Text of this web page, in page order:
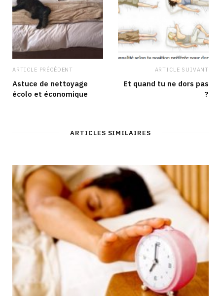
ARTICLE PRÉCÉDENT
Astuce de nettoyage
écolo et économique
ARTICLE SUIVANT
Et quand tu ne dors pas
?
ARTICLES SIMILAIRES